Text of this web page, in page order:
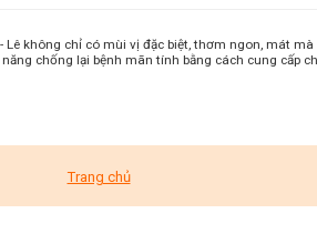
Lê không chỉ có mùi vị đặc biệt, thơm ngon, mát
chống lại bệnh mãn tính bằng cách cung cấp
Trang chủ